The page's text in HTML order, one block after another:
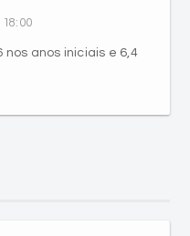
nos anos iniciais e 6,4